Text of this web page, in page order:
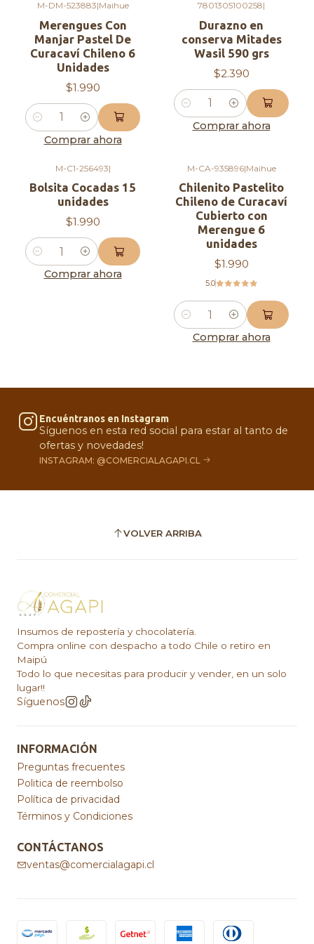
tu pedido hoy y disfruta de un producto
premium en cada gota.
M-DM-523883|Maihue
Merengues Con
Manjar Pastel De
Curacaví Chileno 6
Unidades
$1.990
Cantidad
Comprar ahora
7801305100258|
Durazno en
conserva Mitades
Wasil 590 grs
$2.390
Cantidad
Comprar ahora
M-C1-256493|
Bolsita Cocadas 15
unidades
$1.990
Cantidad
Comprar ahora
M-CA-935896|Maihue
Chilenito Pastelito
Chileno de Curacaví
Cubierto con
Merengue 6
unidades
$1.990
5.0
Cantidad
Comprar ahora
Encuéntranos en Instagram
Síguenos en esta red social para estar al tanto de
ofertas y novedades!
INSTAGRAM: @COMERCIALAGAPI.CL
VOLVER ARRIBA
Insumos de repostería y chocolatería.
Compra online con despacho a todo Chile o retiro en
Maipú
Todo lo que necesitas para producir y vender, en un solo
lugar!!
Síguenos
INFORMACIÓN
Preguntas frecuentes
Politica de reembolso
Política de privacidad
Términos y Condiciones
CONTÁCTANOS
ventas@comercialagapi.cl